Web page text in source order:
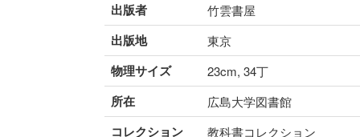
出版者 竹雲書屋
出版地 東京
物理サイズ 23cm, 34丁
所在 広島大学図書館
コレクション 教科書コレクション